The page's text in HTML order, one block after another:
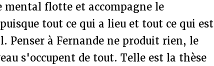
mental flotte et accompagne le
tout ce qui a lieu et tout ce qui est
Penser à Fernande ne produit rien, le
s'occupent de tout. Telle est la thèse